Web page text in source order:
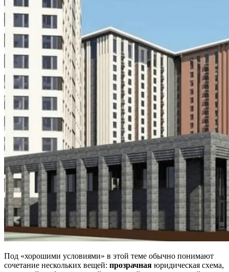
Под «хорошими условиями» в этой теме обычно понимают
сочетание нескольких вещей: прозрачная юридическая схема,